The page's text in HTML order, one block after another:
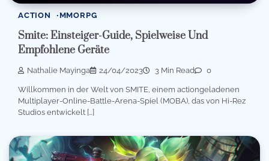
ACTION MMORPG
Smite: Einsteiger-Guide, Spielweise Und
Empfohlene Geräte
Nathalie Mayinga 24/04/2023 3 Min Read 0
Willkommen in der Welt von SMITE, einem actiongeladenen
Multiplayer-Online-Battle-Arena-Spiel (MOBA), das von Hi-Rez
Studios entwickelt […]